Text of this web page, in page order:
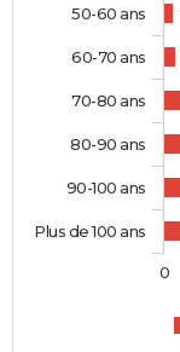
50-60 ans
60-70 ans
70-80 ans
80-90 ans
90-100 ans
Plus de 100 ans
0